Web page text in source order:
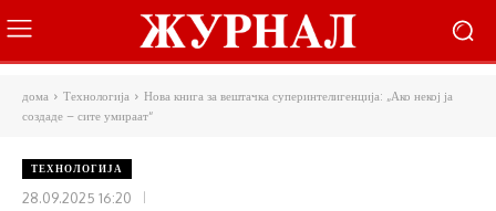
дома Технологија
Нова книга за вештачка суперинтелигенција: „Ако некој ја
создаде – сите умираат“
ТЕХНОЛОГИЈА
28.09.2025 16:20